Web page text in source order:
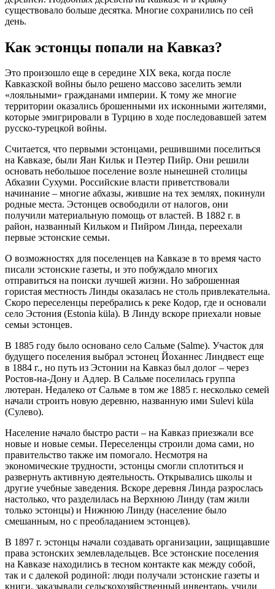
существовало больше десятка. Многие сохранились по сей
день.
Как эстонцы попали на Кавказ?
Это произошло еще в середине XIX века, когда после
Кавказской войны было решено массово заселить земли
«лояльными» гражданами империи. К тому же многие
территории оказались брошенными их исконными жителями,
которые эмигрировали в Турцию в ходе последовавшей затем
русско-турецкой войны.
Считается, что первыми эстонцами, решившими поселиться
на Кавказе, были Яан Кильк и Пеэтер Пийр. Они решили
основать небольшое поселение возле нынешней столицы
Абхазии Сухуми. Российские власти приветствовали
начинание – многие абхазы, жившие на тех землях, покинули
родные места. Эстонцев освободили от налогов, они
получили материальную помощь от властей. В 1882 г. в
район, названный Кильком и Пийром Линда, переехали
первые эстонские семьи.
О возможностях для поселенцев на Кавказе в то время часто
писали эстонские газеты, и это побуждало многих
отправиться на поиски лучшей жизни. Но заброшенная
гористая местность Линды оказалась не столь привлекательна.
Скоро переселенцы перебрались к реке Кодор, где и основали
село Эстония (Estonia küla). В Линду вскоре приехали новые
семьи эстонцев.
В 1885 году было основано село Сальме (Salme). Участок для
будущего поселения выбрал эстонец Йоханнес Линдвест еще
в 1884 г., но путь из Эстонии на Кавказ был долог – через
Ростов-на-Дону и Адлер. В Сальме поселилась группа
лютеран. Недалеко от Сальме в том же 1885 г. несколько семей
начали строить новую деревню, названную ими Sulevi küla
(Сулево).
Население начало быстро расти – на Кавказ приезжали все
новые и новые семьи. Переселенцы строили дома сами, но
правительство также им помогало. Несмотря на
экономические трудности, эстонцы смогли сплотиться и
развернуть активную деятельность. Открывались школы и
другие учебные заведения. Вскоре деревня Линда разрослась
настолько, что разделилась на Верхнюю Линду (там жили
только эстонцы) и Нижнюю Линду (население было
смешанным, но с преобладанием эстонцев).
В 1897 г. эстонцы начали создавать организации, защищавшие
права эстонских землевладельцев. Все эстонские поселения
на Кавказе находились в тесном контакте как между собой,
так и с далекой родиной: люди получали эстонские газеты и
книги, заказывали сельскохозяйственный инвентарь, учили